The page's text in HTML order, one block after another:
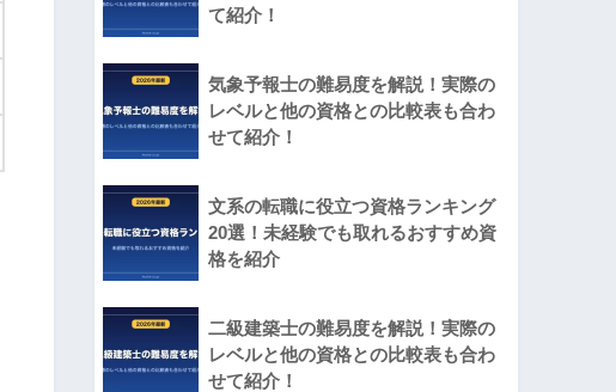
て紹介！
気象予報士の難易度を解説！実際の
レベルと他の資格との比較表も合わ
せて紹介！
文系の転職に役立つ資格ランキング
20選！未経験でも取れるおすすめ資
格を紹介
二級建築士の難易度を解説！実際の
レベルと他の資格との比較表も合わ
せて紹介！